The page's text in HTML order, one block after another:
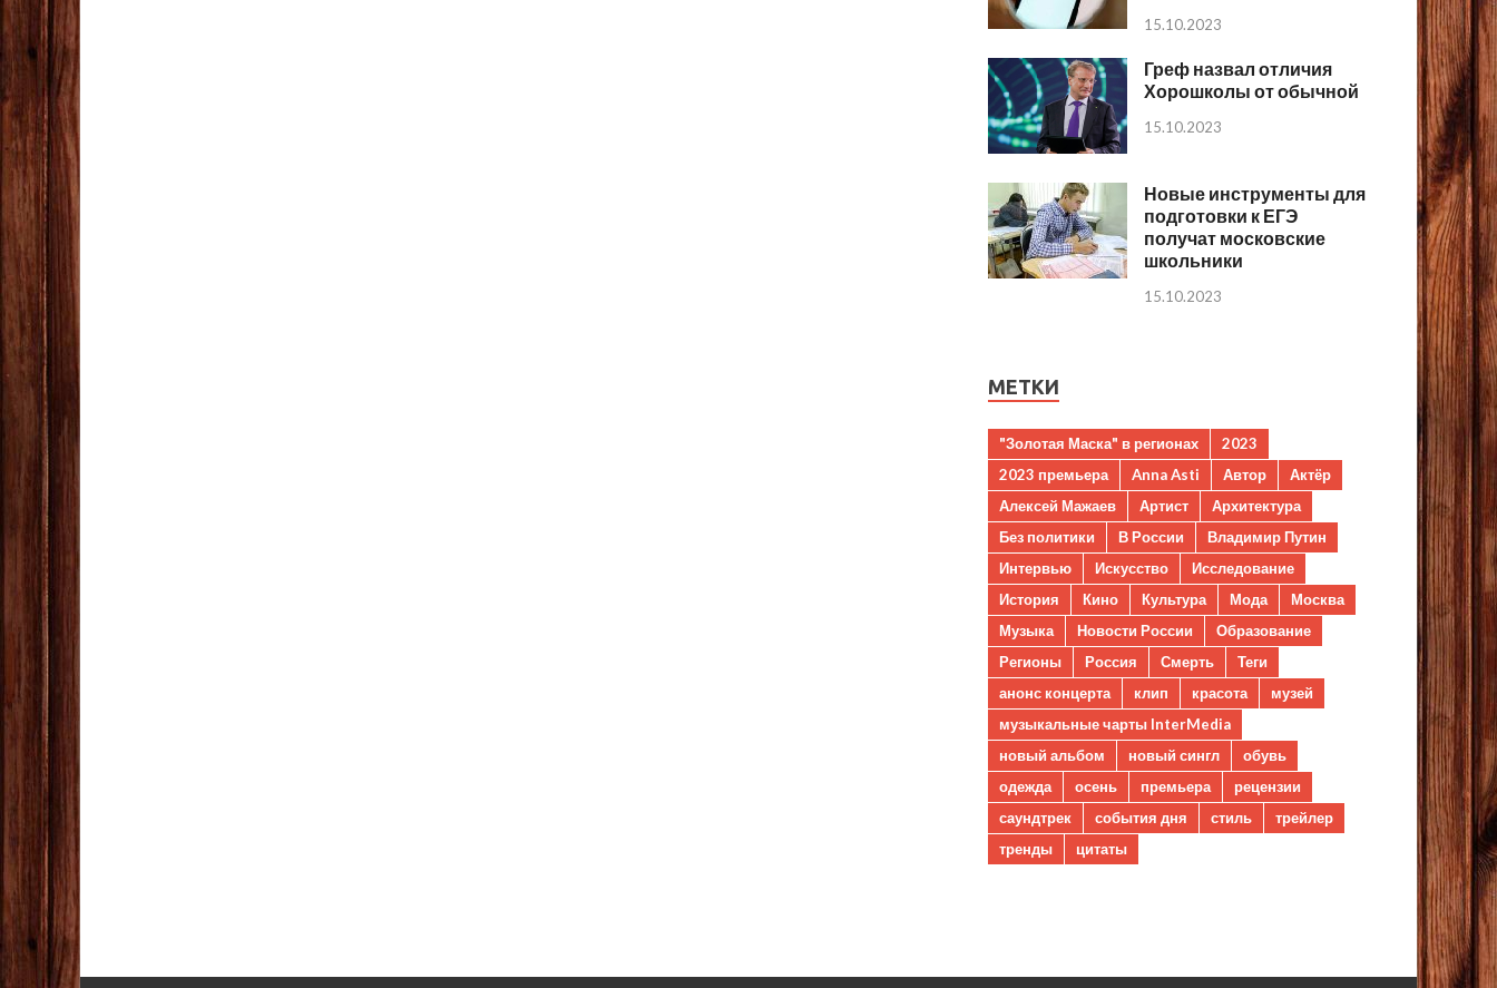
15.10.2023
Греф назвал отличия
Хорошколы от обычной
15.10.2023
Новые инструменты для
подготовки к ЕГЭ
получат московские
школьники
15.10.2023
МЕТКИ
"Золотая Маска" в регионах
2023
2023 премьера
Anna Asti Автор
Актёр
Алексей Мажаев
Артист
Архитектура
Без политики
В России
Владимир Путин
Интервью
Искусство
Исследование
История
Кино Культура Мода
Москва
Музыка
Новости России
Образование
Регионы
Россия Смерть
Теги
анонс концерта
клип красота
музей
музыкальные чарты InterMedia
новый альбом
новый сингл
обувь
одежда
осень премьера
рецензии
саундтрек
события дня стиль
трейлер
тренды
цитаты